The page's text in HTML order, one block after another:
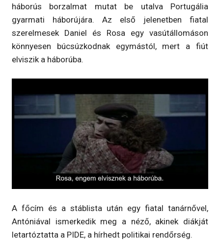
háborús borzalmat mutat be utalva Portugália
gyarmati háborújára. Az első jelenetben fiatal
szerelmesek Daniel és Rosa egy vasútállomáson
könnyesen búcsúzkodnak egymástól, mert a fiút
elviszik a háborúba.
A főcím és a stáblista után egy fiatal tanárnővel,
Antóniával ismerkedik meg a néző, akinek diákját
letartóztatta a PIDE, a hírhedt politikai rendőrség.